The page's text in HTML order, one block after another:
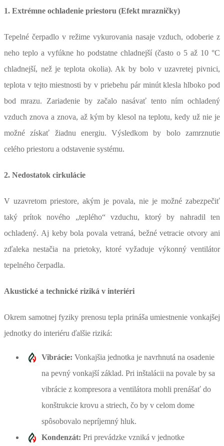
1. Extrémne ochladenie priestoru (Efekt mrazničky)
Tepelné čerpadlo v režime vykurovania nasaje vzduch, odoberie z
neho teplo a vyfúkne ho podstatne chladnejší (často o 5 až 10 °C
chladnejší, než je teplota okolia). Ak by bolo v uzavretej pivnici,
teplota v tejto miestnosti by v priebehu pár minút klesla hlboko pod
bod mrazu. Zariadenie by začalo nasávať tento ním ochladený
vzduch znova a znova, až kým by klesol na teplotu, kedy už nie je
možné získať žiadnu energiu. Výsledkom by bolo zamrznutie
celého priestoru a odstavenie systému.
2. Nedostatok cirkulácie
V uzavretom priestore, akým je povala, nie je možné zabezpečiť
taký prítok nového „teplého“ vzduchu, ktorý by nahradil ten
ochladený. Aj keby bola povala vetraná, bežné vetracie otvory ani
zďaleka nestačia na prietoky, ktoré vyžaduje výkonný ventilátor
tepelného čerpadla.
Akustické a technické riziká v interiéri
Okrem samotnej fyziky prenosu tepla prináša umiestnenie vonkajšej
jednotky do interiéru ďalšie riziká:
Vibrácie: Vonkajšia jednotka je navrhnutá na osadenie
na pevný vonkajší základ. Pri inštalácii na povale by sa
vibrácie z kompresora a ventilátora mohli prenášať do
konštrukcie krovu a striech, čo by v celom dome
spôsobovalo nepríjemný hluk.
Kondenzát: Pri prevádzke vzniká v jednotke